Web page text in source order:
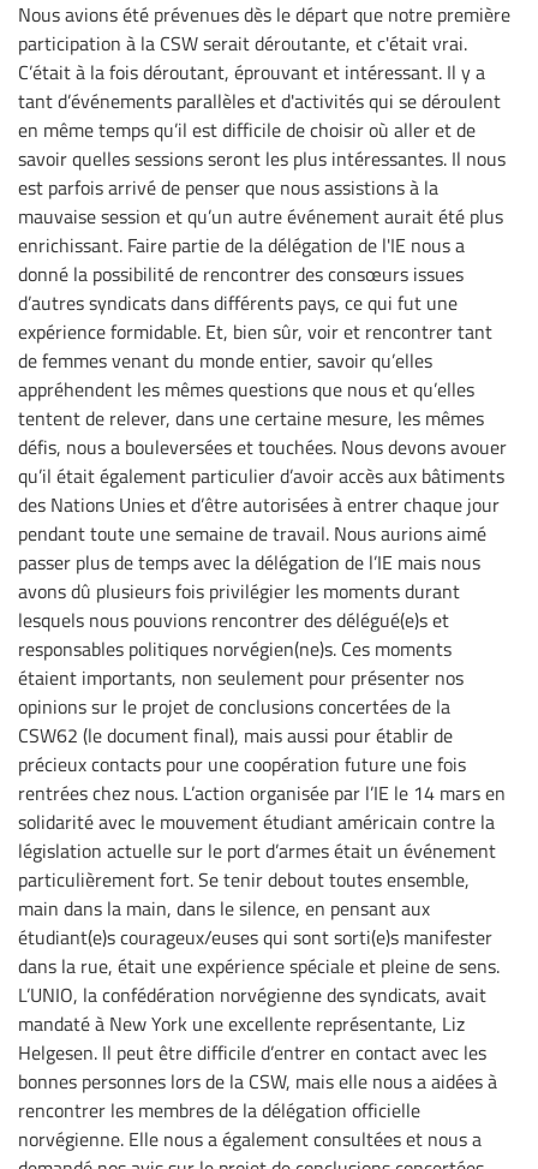
Nous avions été prévenues dès le départ que notre première
participation à la CSW serait déroutante, et c'était vrai.
C’était à la fois déroutant, éprouvant et intéressant. Il y a
tant d’événements parallèles et d'activités qui se déroulent
en même temps qu’il est difficile de choisir où aller et de
savoir quelles sessions seront les plus intéressantes. Il nous
est parfois arrivé de penser que nous assistions à la
mauvaise session et qu’un autre événement aurait été plus
enrichissant. Faire partie de la délégation de l'IE nous a
donné la possibilité de rencontrer des consœurs issues
d’autres syndicats dans différents pays, ce qui fut une
expérience formidable. Et, bien sûr, voir et rencontrer tant
de femmes venant du monde entier, savoir qu’elles
appréhendent les mêmes questions que nous et qu’elles
tentent de relever, dans une certaine mesure, les mêmes
défis, nous a bouleversées et touchées. Nous devons avouer
qu’il était également particulier d’avoir accès aux bâtiments
des Nations Unies et d’être autorisées à entrer chaque jour
pendant toute une semaine de travail. Nous aurions aimé
passer plus de temps avec la délégation de l’IE mais nous
avons dû plusieurs fois privilégier les moments durant
lesquels nous pouvions rencontrer des délégué(e)s et
responsables politiques norvégien(ne)s. Ces moments
étaient importants, non seulement pour présenter nos
opinions sur le projet de conclusions concertées de la
CSW62 (le document final), mais aussi pour établir de
précieux contacts pour une coopération future une fois
rentrées chez nous. L’action organisée par l’IE le 14 mars en
solidarité avec le mouvement étudiant américain contre la
législation actuelle sur le port d’armes était un événement
particulièrement fort. Se tenir debout toutes ensemble,
main dans la main, dans le silence, en pensant aux
étudiant(e)s courageux/euses qui sont sorti(e)s manifester
dans la rue, était une expérience spéciale et pleine de sens.
L’UNIO, la confédération norvégienne des syndicats, avait
mandaté à New York une excellente représentante, Liz
Helgesen. Il peut être difficile d’entrer en contact avec les
bonnes personnes lors de la CSW, mais elle nous a aidées à
rencontrer les membres de la délégation officielle
norvégienne. Elle nous a également consultées et nous a